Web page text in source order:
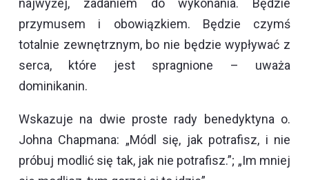
przymusem i obowiązkiem. Będzie czymś
totalnie zewnętrznym, bo nie będzie wypływać z
serca, które jest spragnione – uważa
dominikanin.
Wskazuje na dwie proste rady benedyktyna o.
Johna Chapmana: „Módl się, jak potrafisz, i nie
próbuj modlić się tak, jak nie potrafisz.”; „Im mniej